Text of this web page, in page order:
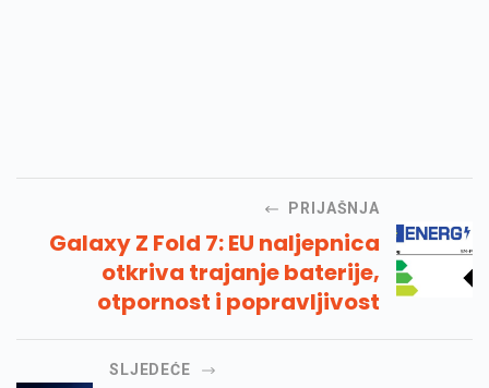
PRIJAŠNJA
Galaxy Z Fold 7: EU naljepnica
otkriva trajanje baterije,
otpornost i popravljivost
SLJEDEĆE